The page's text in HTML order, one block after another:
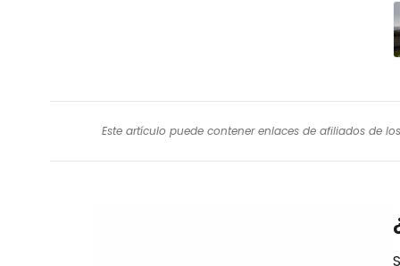
Este artículo puede contener enlaces de afiliados de